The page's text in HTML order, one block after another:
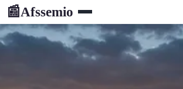
📰Afssemio